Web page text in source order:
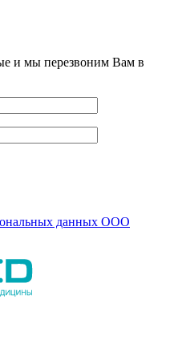
и мы перезвоним Вам в
данных ООО